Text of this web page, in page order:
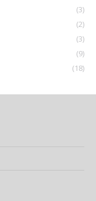
(3)
(2)
(3)
(9)
(18)